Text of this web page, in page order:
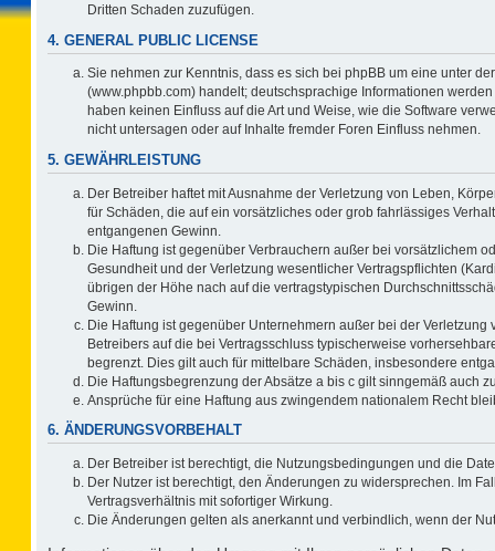
Dritten Schaden zuzufügen.
4. GENERAL PUBLIC LICENSE
Sie nehmen zur Kenntnis, dass es sich bei phpBB um eine unter der
(www.phpbb.com) handelt; deutschsprachige Informationen
haben keinen Einfluss auf die Art und Weise, wie die Software
nicht untersagen oder auf Inhalte fremder Foren Einfluss nehmen.
5. GEWÄHRLEISTUNG
Der Betreiber haftet mit Ausnahme der Verletzung von Leben,
für Schäden, die auf ein vorsätzliches oder grob fahrlässiges
entgangenen Gewinn.
Die Haftung ist gegenüber Verbrauchern außer bei vorsätzlichem
Gesundheit und der Verletzung wesentlicher Vertragspflichten
übrigen der Höhe nach auf die vertragstypischen
Gewinn.
Die Haftung ist gegenüber Unternehmern außer bei der
Betreibers auf die bei Vertragsschluss typischerweise
begrenzt. Dies gilt auch für mittelbare Schäden, insbesondere
Die Haftungsbegrenzung der Absätze a bis c gilt sinngemäß auch
Ansprüche für eine Haftung aus zwingendem nationalem Recht
6. ÄNDERUNGSVORBEHALT
Der Betreiber ist berechtigt, die Nutzungsbedingungen und die
Der Nutzer ist berechtigt, den Änderungen zu widersprechen. Im
Vertragsverhältnis mit sofortiger Wirkung.
Die Änderungen gelten als anerkannt und verbindlich, wenn der